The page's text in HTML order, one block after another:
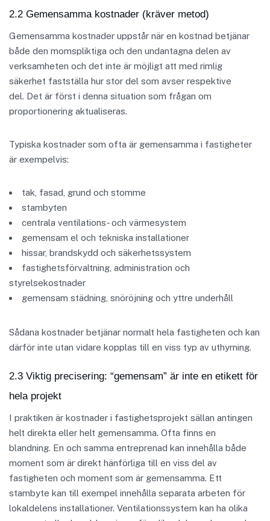
2.2 Gemensamma kostnader (kräver metod)
Gemensamma kostnader uppstår när en kostnad betjänar
både den momspliktiga och den undantagna delen av
verksamheten och det inte är möjligt att med rimlig
säkerhet fastställa hur stor del som avser respektive
del. Det är först i denna situation som frågan om
proportionering aktualiseras.
Typiska kostnader som ofta är gemensamma i fastigheter
är exempelvis:
tak, fasad, grund och stomme
stambyten
centrala ventilations- och värmesystem
gemensam el och tekniska installationer
hissar, brandskydd och säkerhetssystem
fastighetsförvaltning, administration och
styrelsekostnader
gemensam städning, snöröjning och yttre underhåll
Sådana kostnader betjänar normalt hela fastigheten och kan
därför inte utan vidare kopplas till en viss typ av uthyrning.
2.3 Viktig precisering: “gemensam” är inte en etikett för
hela projekt
I praktiken är kostnader i fastighetsprojekt sällan antingen
helt direkta eller helt gemensamma. Ofta finns en
blandning. En och samma entreprenad kan innehålla både
moment som är direkt hänförliga till en viss del av
fastigheten och moment som är gemensamma. Ett
stambyte kan till exempel innehålla separata arbeten för
lokaldelens installationer. Ventilationssystem kan ha olika